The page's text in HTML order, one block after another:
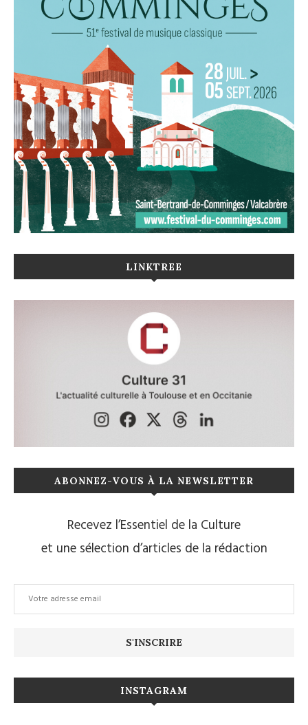
LINKTREE
ABONNEZ-VOUS À LA NEWSLETTER
Recevez l’Essentiel de la Culture
et une sélection d’articles de la rédaction
INSTAGRAM